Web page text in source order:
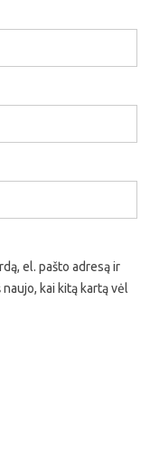
el. pašto adresą ir
kai kitą kartą vėl